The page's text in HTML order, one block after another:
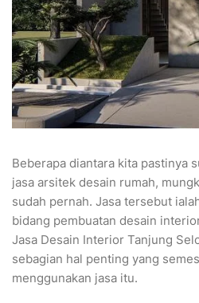
Beberapa diantara kita pastinya
jasa arsitek desain rumah,
sudah pernah. Jasa tersebut
bidang pembuatan desain
Jasa Desain Interior Tanjung
sebagian hal penting yang
menggunakan jasa itu.